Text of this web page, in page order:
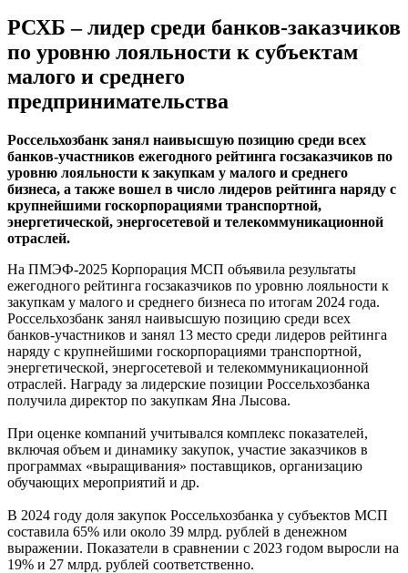
РСХБ – лидер среди банков-заказчиков
по уровню лояльности к субъектам
малого и среднего
предпринимательства
Россельхозбанк занял наивысшую позицию среди всех
банков-участников ежегодного рейтинга госзаказчиков по
уровню лояльности к закупкам у малого и среднего
бизнеса, а также вошел в число лидеров рейтинга наряду с
крупнейшими госкорпорациями транспортной,
энергетической, энергосетевой и телекоммуникационной
отраслей.
На ПМЭФ-2025 Корпорация МСП объявила результаты
ежегодного рейтинга госзаказчиков по уровню лояльности к
закупкам у малого и среднего бизнеса по итогам 2024 года.
Россельхозбанк занял наивысшую позицию среди всех
банков-участников и занял 13 место среди лидеров рейтинга
наряду с крупнейшими госкорпорациями транспортной,
энергетической, энергосетевой и телекоммуникационной
отраслей. Награду за лидерские позиции Россельхозбанка
получила директор по закупкам Яна Лысова.
При оценке компаний учитывался комплекс показателей,
включая объем и динамику закупок, участие заказчиков в
программах «выращивания» поставщиков, организацию
обучающих мероприятий и др.
В 2024 году доля закупок Россельхозбанка у субъектов МСП
составила 65% или около 39 млрд. рублей в денежном
выражении. Показатели в сравнении с 2023 годом выросли на
19% и 27 млрд. рублей соответственно.